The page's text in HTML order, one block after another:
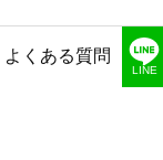
よくある質問
LINE